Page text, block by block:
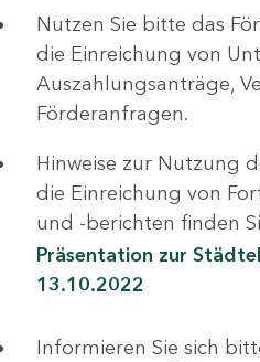
Nutzen Sie bitte das
die Einreichung von
Auszahlungsanträge,
Förderanfragen.
Hinweise zur Nutzung
die Einreichung von
und -berichten finden
Präsentation zur
13.10.2022
Informieren Sie sich